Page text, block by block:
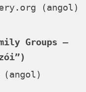
(angol)
Groups –
(angol)